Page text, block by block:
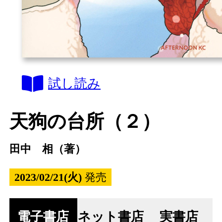
試し読み
天狗の台所（２）
田中 相（著）
2023/02/21(火)発売
電子書店 ネット書店 実書店